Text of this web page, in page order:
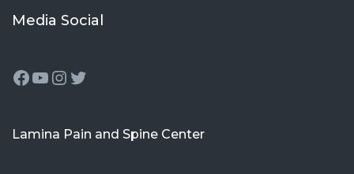
Media Social
Lamina Pain and Spine Center